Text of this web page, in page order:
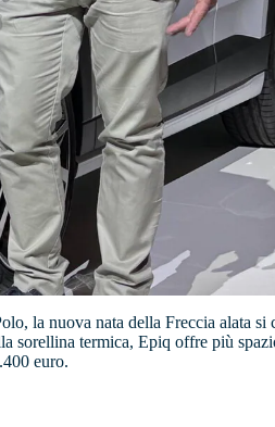
la nuova nata della Freccia alata si
sorellina termica, Epiq offre più
euro.